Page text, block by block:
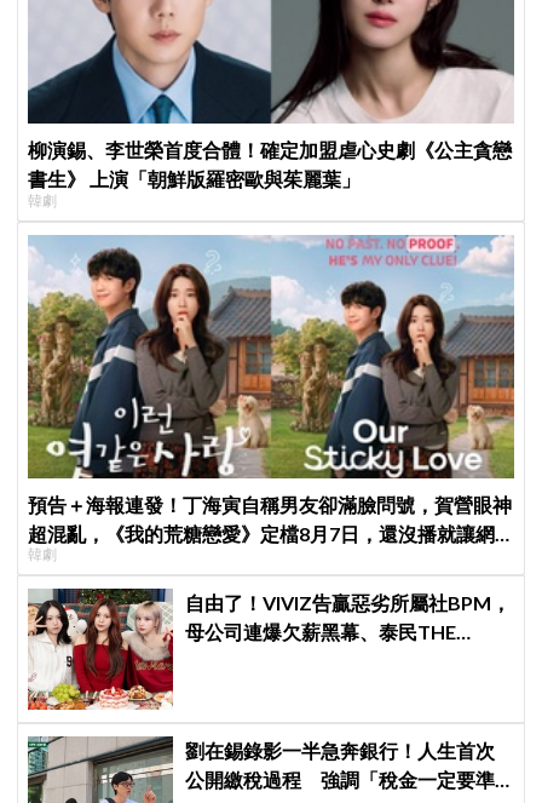
柳演錫、李世榮首度合體！確定加盟虐心史劇《公主貪戀
書生》 上演「朝鮮版羅密歐與茱麗葉」
韓劇
預告＋海報連發！丁海寅自稱男友卻滿臉問號，賀營眼神
超混亂，《我的荒糖戀愛》定檔8月7日，還沒播就讓網
友瘋猜結局
韓劇
自由了！VIVIZ告贏惡劣所屬社BPM，
母公司連爆欠薪黑幕、泰民THE
劉在錫錄影一半急奔銀行！人生首次
公開繳稅過程 強調「稅金一定要準